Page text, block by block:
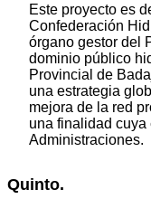
Este proyecto es
Confederación
órgano gestor del
dominio público
Provincial de
una estrategia
mejora de la red
una finalidad
Administraciones.
Quinto.